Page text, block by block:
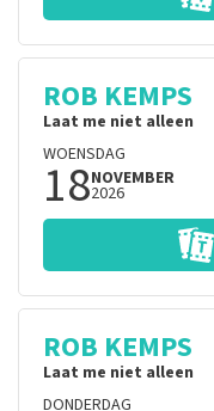
ROB KEMPS
Laat me niet alleen
WOENSDAG
18NOVEMBER
2026
ROB KEMPS
Laat me niet alleen
DONDERDAG